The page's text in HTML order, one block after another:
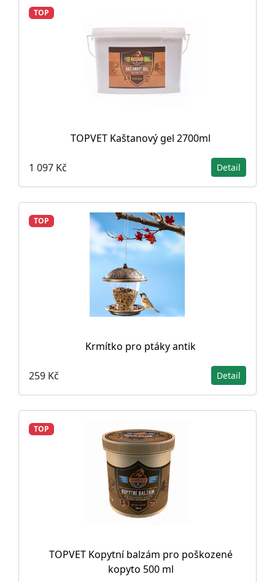
TOP
TOPVET Kaštanový gel 2700ml
1 097 Kč Detail
TOP
Krmítko pro ptáky antik
259 Kč Detail
TOP
TOPVET Kopytní balzám pro poškozené
kopyto 500 ml